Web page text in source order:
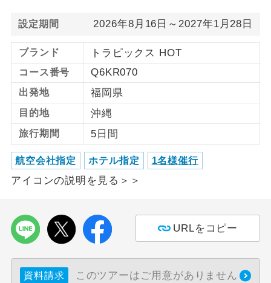
設定期間 2026年8月16日～2027年1月28日
ブランド トラピックス HOT
コース番号 Q6KR070
出発地 福岡県
目的地 沖縄
旅行期間 5日間
航空会社指定 ホテル指定 1名様催行
アイコンの説明を見る＞＞
URLをコピー
資料請求 このツアーはご用意がありません
ご夫婦限定
ご夫婦限定でご参加いただけるコースで
女性限定
女性限定でご参加いただけるコースで
す。
年齢制限あり
ご参加にあたり年齢に制限があるコース
です。
航空会社指定
利用航空会社が指定なので、ご出発の計
画にとても便利です。
ホテル指定
ご紹介するホテルを指定したコースで
す。
ス2席利用
す。